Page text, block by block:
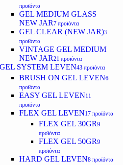
προϊόντα
GEL MEDIUM GLASS
NEW JAR7 προϊόντα
GEL CLEAR (NEW JAR)3
προϊόντα
VINTAGE GEL MEDIUM
NEW JAR21 προϊόντα
GEL SYSTEM LEVEN43 προϊόντα
BRUSH ON GEL LEVEN6
προϊόντα
EASY GEL LEVEN11
προϊόντα
FLEX GEL LEVEN17 προϊόντα
FLEX GEL 30GR9
προϊόντα
FLEX GEL 50GR9
προϊόντα
HARD GEL LEVEN8 προϊόντα